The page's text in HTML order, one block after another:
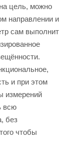
цель, можно
направлении и
сам выполнит
и при этом
измерений
всю
без
чтобы